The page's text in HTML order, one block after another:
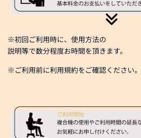
※初回ご利用時に、使用方法の
説明等で数分程度お時間を頂きます。
※ご利用前に利用規約をご確認ください。